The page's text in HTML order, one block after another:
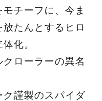
チーフに、今ま
たんとするヒロ
化。
ローラーの異名
謹製のスパイダ